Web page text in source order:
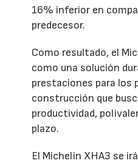
16% inferior en
predecesor.
Como resultado, el
como una solución
prestaciones para los
construcción que
productividad,
plazo.
El Michelin XHA3 se